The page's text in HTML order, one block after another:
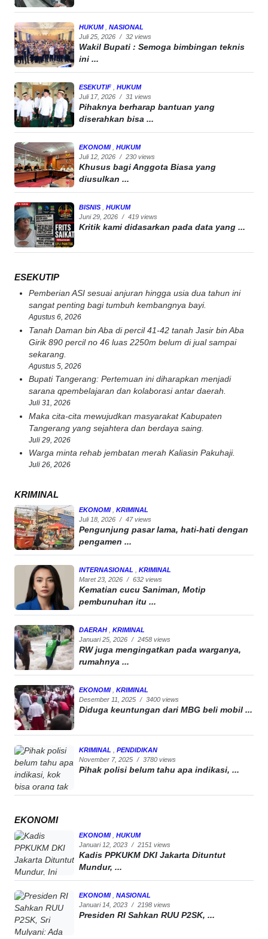
HUKUM, NASIONAL
Juli 25, 2026 / 32 views
Wakil Bupati : Semoga bimbingan teknis
ini ...
ESEKUTIF , HUKUM
Juli 17, 2026 / 31 views
Pihaknya berharap bantuan yang
diserahkan bisa ...
EKONOMI, HUKUM
Juli 12, 2026 / 230 views
Khusus bagi Anggota Biasa yang
diusulkan ...
BISNIS , HUKUM
Juni 29, 2026 / 419 views
Kritik kami didasarkan pada data yang ...
ESEKUTIP
Pemberian ASI sesuai anjuran hingga usia dua tahun ini
sangat penting bagi tumbuh kembangnya bayi.
Agustus 6, 2026
Tanah Daman bin Aba di percil 41-42 tanah Jasir bin Aba
Girik 890 percil no 46 luas 2250m belum di jual sampai
sekarang.
Agustus 5, 2026
Bupati Tangerang: Pertemuan ini diharapkan menjadi
sarana qpembelajaran dan kolaborasi antar daerah.
Juli 31, 2026
Maka cita-cita mewujudkan masyarakat Kabupaten
Tangerang yang sejahtera dan berdaya saing.
Juli 29, 2026
Warga minta rehab jembatan merah Kaliasin Pakuhaji.
Juli 26, 2026
KRIMINAL
EKONOMI
KRIMINAL
Juli 18, 2026 / 47 views
Pengunjung pasar lama, hati-hati dengan
pengamen ...
INTERNASIONAL
KRIMINAL
Maret 23, 2026 / 632 views
Kematian cucu Saniman, Motip
pembunuhan itu ...
DAERAH
KRIMINAL
Januari 25, 2026 / 2458 views
RW juga mengingatkan pada warganya,
rumahnya ...
EKONOMI
KRIMINAL
Desember 11, 2025 / 3400 views
Diduga keuntungan dari MBG beli mobil ...
KRIMINAL
PENDIDIKAN
November 7, 2025 / 3780 views
Pihak polisi belum tahu apa indikasi, ...
EKONOMI
EKONOMI
HUKUM
Januari 12, 2023 / 2151 views
Kadis PPKUKM DKI Jakarta Dituntut
Mundur, ...
EKONOMI
NASIONAL
Januari 14, 2023 / 2198 views
Presiden RI Sahkan RUU P2SK, ...